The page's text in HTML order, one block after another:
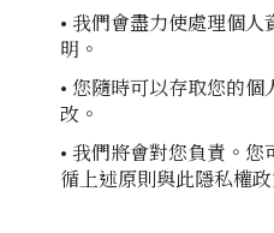
• 我們會盡力使處理個
明。
• 您隨時可以存取您的
改。
• 我們將會對您負責。
循上述原則與此隱私權